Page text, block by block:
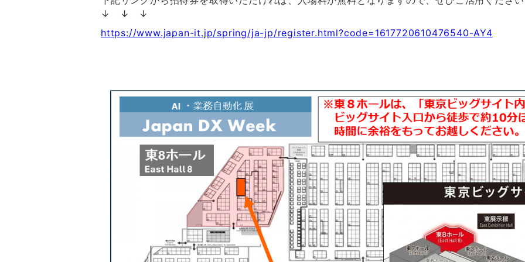
↓ ↓ ↓
https://www.japan-it.jp/spring/ja-jp/register.html?code=1617720610476540-AY4